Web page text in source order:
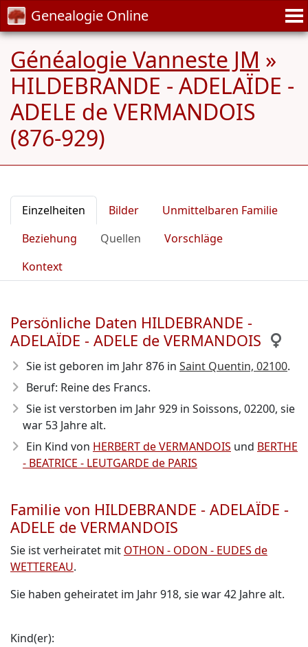
Genealogie Online
Généalogie Vanneste JM »
HILDEBRANDE - ADELAÏDE -
ADELE de VERMANDOIS
(876-929)
Einzelheiten Bilder
Unmittelbaren Familie
Beziehung
Quellen
Vorschläge
Kontext
Persönliche Daten HILDEBRANDE -
ADELAÏDE - ADELE de VERMANDOIS
Sie ist geboren im Jahr 876 in Saint Quentin, 02100.
Beruf: Reine des Francs.
Sie ist verstorben im Jahr 929 in Soissons, 02200, sie
war 53 Jahre alt.
Ein Kind von HERBERT de VERMANDOIS und BERTHE
- BEATRICE - LEUTGARDE de PARIS
Familie von HILDEBRANDE - ADELAÏDE -
ADELE de VERMANDOIS
Sie ist verheiratet mit OTHON - ODON - EUDES de
WETTEREAU.
Sie haben geheiratet im Jahr 918, sie war 42 Jahre alt.
Kind(er):